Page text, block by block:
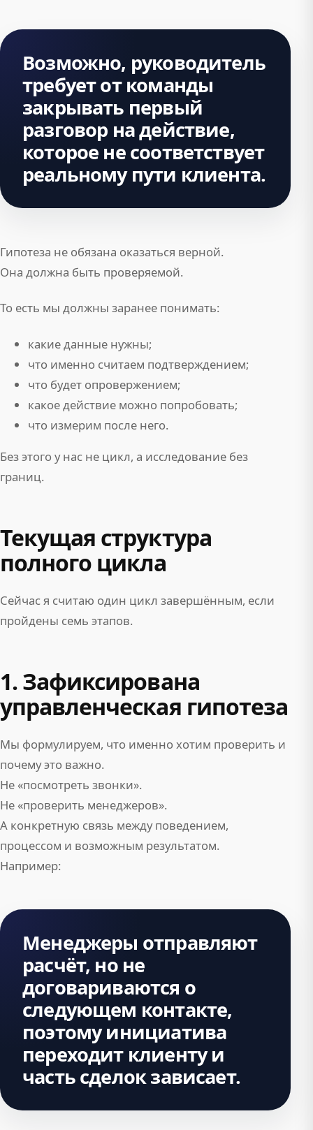
Возможно, руководитель
требует от команды
закрывать первый
разговор на действие,
которое не соответствует
реальному пути клиента.
Гипотеза не обязана оказаться верной.
Она должна быть проверяемой.
То есть мы должны заранее понимать:
какие данные нужны;
что именно считаем подтверждением;
что будет опровержением;
какое действие можно попробовать;
что измерим после него.
Без этого у нас не цикл, а исследование без
границ.
Текущая структура
полного цикла
Сейчас я считаю один цикл завершённым, если
пройдены семь этапов.
1. Зафиксирована
управленческая гипотеза
Мы формулируем, что именно хотим проверить и
почему это важно.
Не «посмотреть звонки».
Не «проверить менеджеров».
А конкретную связь между поведением,
процессом и возможным результатом.
Например:
Менеджеры отправляют
расчёт, но не
договариваются о
следующем контакте,
поэтому инициатива
переходит клиенту и
часть сделок зависает.